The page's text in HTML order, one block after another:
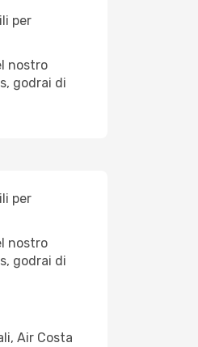
per
nostro
godrai di
per
nostro
godrai di
Air Costa